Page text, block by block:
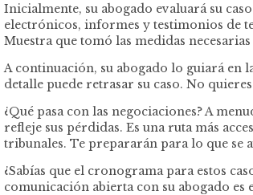
Inicialmente, su abogado evaluará su
electrónicos, informes y testimonios de
Muestra que tomó las medidas
A continuación, su abogado lo guiará en
detalle puede retrasar su caso. No
¿Qué pasa con las negociaciones? A
refleje sus pérdidas. Es una ruta más
tribunales. Te prepararán para lo que se
¿Sabías que el cronograma para estos
comunicación abierta con su abogado